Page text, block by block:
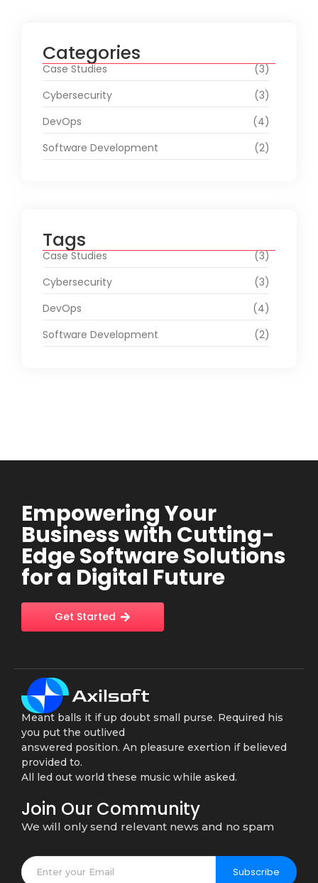
Categories
Case Studies
(3)
Cybersecurity
(3)
DevOps
(4)
Software Development
(2)
Tags
Case Studies
(3)
Cybersecurity
(3)
DevOps
(4)
Software Development
(2)
Empowering Your
Business with Cutting-
Edge Software Solutions
for a Digital Future
Get Started
Meant balls it if up doubt small purse. Required his
you put the outlived
answered position. An pleasure exertion if believed
provided to.
All led out world these music while asked.
Join Our Community
We will only send relevant news and no spam
Subscribe